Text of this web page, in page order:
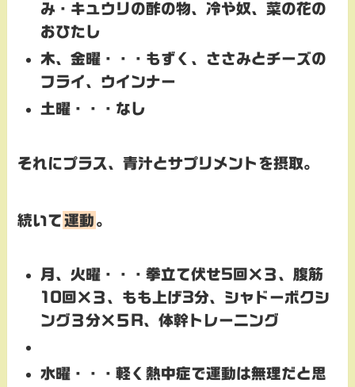
み・キュウリの酢の物、冷や奴、菜の花の
おひたし
木、金曜・・・もずく、ささみとチーズの
フライ、ウインナー
土曜・・・なし
それにプラス、青汁とサプリメントを摂取。
続いて 運動 。
月、火曜・・・拳立て伏せ5回×３、腹筋
10回×３、もも上げ3分、シャドーボクシ
ング３分×５R、体幹トレーニング
水曜・・・軽く熱中症で運動は無理だと思